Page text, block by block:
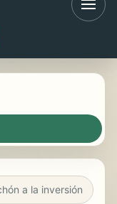
a la inversión